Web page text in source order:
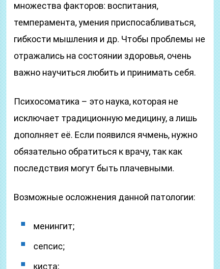
множества факторов: воспитания,
темперамента, умения приспосабливаться,
гибкости мышления и др. Чтобы проблемы не
отражались на состоянии здоровья, очень
важно научиться любить и принимать себя.
Психосоматика – это наука, которая не
исключает традиционную медицину, а лишь
дополняет её. Если появился ячмень, нужно
обязательно обратиться к врачу, так как
последствия могут быть плачевными.
Возможные осложнения данной патологии:
менингит;
сепсис;
киста;